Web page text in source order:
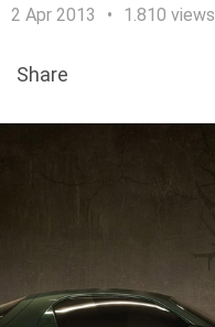
2 Apr 2013 1.810 views
Share